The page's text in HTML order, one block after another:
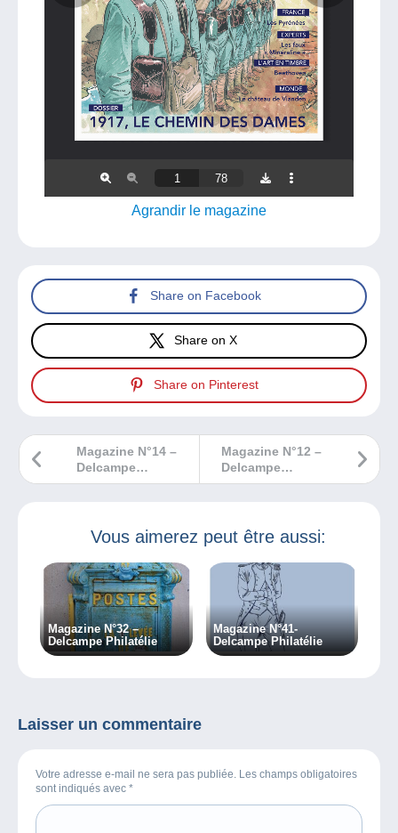
Agrandir le magazine
Share on Facebook
Share on X
Share on Pinterest
Magazine N°12 –
Delcampe
Philatélie
Magazine N°14 –
Delcampe
Philatélie
Vous aimerez peut être aussi:
Magazine N°32 –
Delcampe Philatélie
Magazine N°41-
Delcampe Philatélie
Laisser un commentaire
Votre adresse e-mail ne sera pas publiée. Les champs obligatoires
sont indiqués avec *